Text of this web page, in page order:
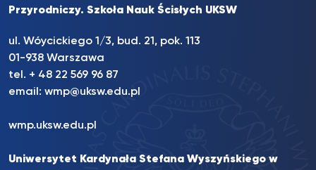
Przyrodniczy. Szkoła Nauk Ścisłych UKSW
ul. Wóycickiego 1/3, bud. 21, pok. 113
01-938 Warszawa
tel. + 48 22 569 96 87
email: wmp@uksw.edu.pl
wmp.uksw.edu.pl
Uniwersytet Kardynała Stefana Wyszyńskiego w